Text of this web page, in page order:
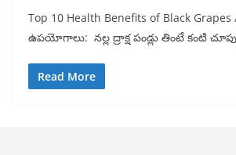
Top 10 Health Benefits of Black Grapes /
ఉపయోగాలు: నల్ల ద్రాక్ష పండ్లు తింటే కంటి
Read More